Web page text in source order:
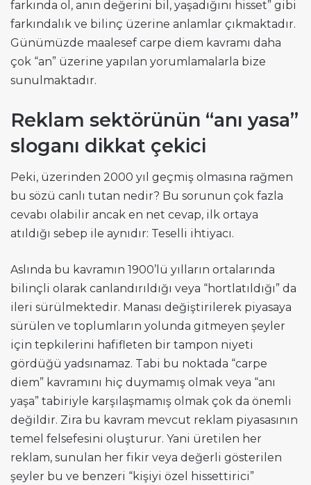
farkında ol, anın değerini bil, yaşadığını hisset” gibi
farkındalık ve bilinç üzerine anlamlar çıkmaktadır.
Günümüzde maalesef carpe diem kavramı daha
çok “an” üzerine yapılan yorumlamalarla bize
sunulmaktadır.
Reklam sektörünün “anı yasa”
sloganı dikkat çekici
Peki, üzerinden 2000 yıl geçmiş olmasına rağmen
bu sözü canlı tutan nedir? Bu sorunun çok fazla
cevabı olabilir ancak en net cevap, ilk ortaya
atıldığı sebep ile aynıdır: Teselli ihtiyacı.
Aslında bu kavramın 1900’lü yılların ortalarında
bilinçli olarak canlandırıldığı veya “hortlatıldığı” da
ileri sürülmektedir. Manası değiştirilerek piyasaya
sürülen ve toplumların yolunda gitmeyen şeyler
için tepkilerini hafifleten bir tampon niyeti
gördüğü yadsınamaz. Tabi bu noktada “carpe
diem” kavramını hiç duymamış olmak veya “anı
yaşa” tabiriyle karşılaşmamış olmak çok da önemli
değildir. Zira bu kavram mevcut reklam piyasasının
temel felsefesini oluşturur. Yani üretilen her
reklam, sunulan her fikir veya değerli gösterilen
şeyler bu ve benzeri “kişiyi özel hissettirici”